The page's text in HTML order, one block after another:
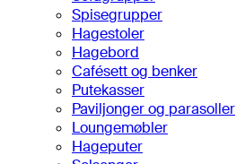
Spisegrupper
Hagestoler
Hagebord
Cafésett og benker
Putekasser
Paviljonger og parasoller
Loungemøbler
Hageputer